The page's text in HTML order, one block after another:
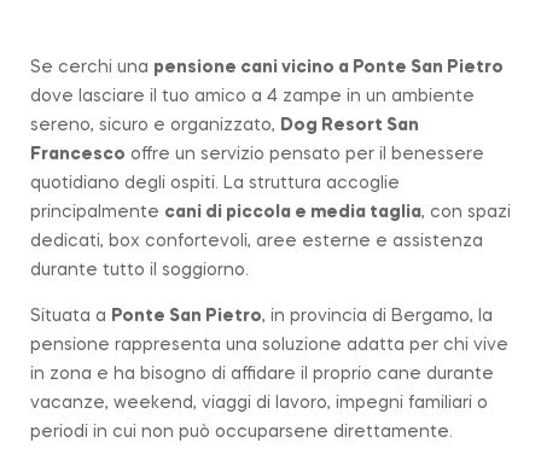
Se cerchi una pensione cani vicino a Ponte San Pietro
dove lasciare il tuo amico a 4 zampe in un ambiente
sereno, sicuro e organizzato, Dog Resort San
Francesco offre un servizio pensato per il benessere
quotidiano degli ospiti. La struttura accoglie
principalmente cani di piccola e media taglia, con spazi
dedicati, box confortevoli, aree esterne e assistenza
durante tutto il soggiorno.
Situata a Ponte San Pietro, in provincia di Bergamo, la
pensione rappresenta una soluzione adatta per chi vive
in zona e ha bisogno di affidare il proprio cane durante
vacanze, weekend, viaggi di lavoro, impegni familiari o
periodi in cui non può occuparsene direttamente.